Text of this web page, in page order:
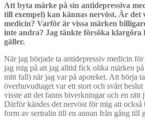
Att byta märke på sin antidepressiva
till exempel) kan kännas nervöst. Är det
medicin? Varför är vissa märken
inte andra? Jag tänkte försöka klargöra
gäller.
När jag började ta antidepressiv medicin
jag mig på att jag alltid fick olika märken
mitt fall) när jag var på apoteket. Att börja
överhuvudtaget var ett stort och svårt
visste att det fanns biverkningar och en rätt
Därför kändes det nervöst för mig att också
form av sertralin till en annan från gång till